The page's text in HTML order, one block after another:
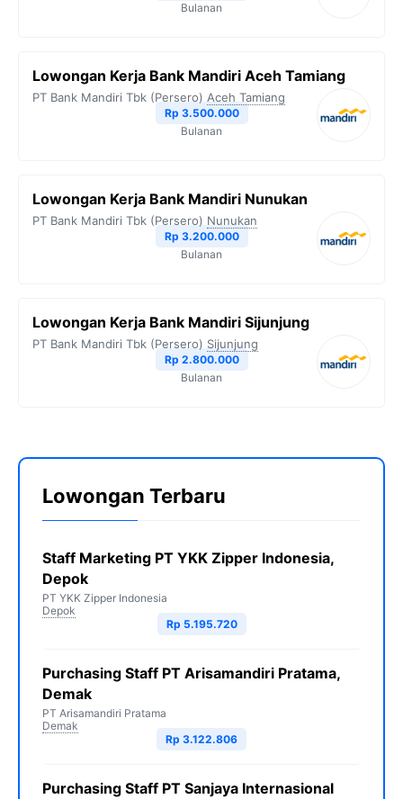
Bulanan
Lowongan Kerja Bank Mandiri Aceh Tamiang
PT Bank Mandiri Tbk (Persero) Aceh Tamiang
Rp 3.500.000
Bulanan
Lowongan Kerja Bank Mandiri Nunukan
PT Bank Mandiri Tbk (Persero) Nunukan
Rp 3.200.000
Bulanan
Lowongan Kerja Bank Mandiri Sijunjung
PT Bank Mandiri Tbk (Persero) Sijunjung
Rp 2.800.000
Bulanan
Lowongan Terbaru
Staff Marketing PT YKK Zipper Indonesia,
Depok
PT YKK Zipper Indonesia
Depok
Rp 5.195.720
Purchasing Staff PT Arisamandiri Pratama,
Demak
PT Arisamandiri Pratama
Demak
Rp 3.122.806
Purchasing Staff PT Sanjaya Internasional